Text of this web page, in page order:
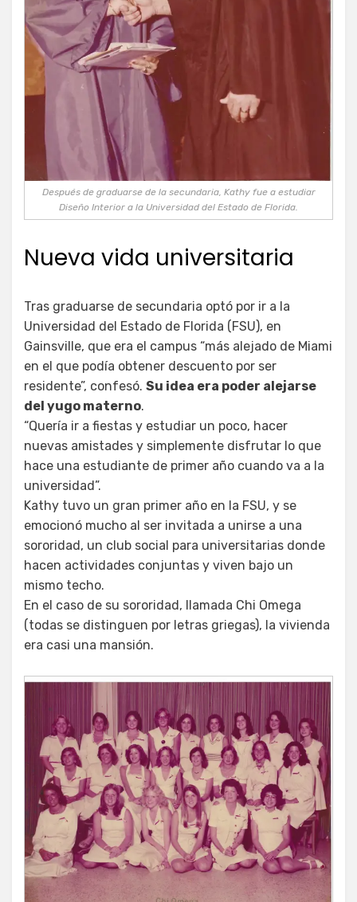
Después de graduarse de la secundaria, Kathy fue a estudiar
Diseño Interior a la Universidad del Estado de Florida.
Nueva vida universitaria
Tras graduarse de secundaria optó por ir a la
Universidad del Estado de Florida (FSU), en
Gainsville, que era el campus “más alejado de Miami
en el que podía obtener descuento por ser
residente”, confesó. Su idea era poder alejarse
del yugo materno.
“Quería ir a fiestas y estudiar un poco, hacer
nuevas amistades y simplemente disfrutar lo que
hace una estudiante de primer año cuando va a la
universidad”.
Kathy tuvo un gran primer año en la FSU, y se
emocionó mucho al ser invitada a unirse a una
sororidad, un club social para universitarias donde
hacen actividades conjuntas y viven bajo un
mismo techo.
En el caso de su sororidad, llamada Chi Omega
(todas se distinguen por letras griegas), la vivienda
era casi una mansión.